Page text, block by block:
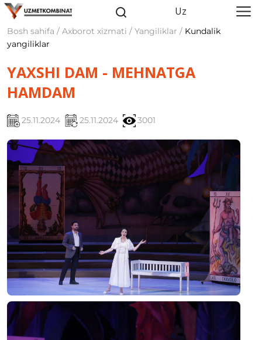
Uz
Bosh sahifa / Axborot xizmati / Yangiliklar / Kundalik
yangiliklar
YAXSHI DAM - MEHNATGA
HAMDAM
25.11.2024 25.11.2024 3001